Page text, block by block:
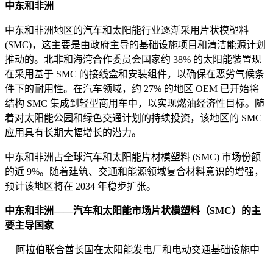
中东和非洲
中东和非洲地区的汽车和太阳能行业逐渐采用片状模塑料
(SMC)，这主要是由政府主导的基础设施项目和清洁能源计划
推动的。北非和海湾合作委员会国家约 38% 的太阳能装置现
在采用基于 SMC 的接线盒和安装组件，以确保在恶劣气候条
件下的耐用性。在汽车领域，约 27% 的地区 OEM 已开始将
结构 SMC 集成到轻型商用车中，以实现燃油经济性目标。随
着对太阳能公园和绿色交通计划的持续投资，该地区的 SMC
应用具有长期大幅增长的潜力。
中东和非洲占全球汽车和太阳能片材模塑料 (SMC) 市场份额
的近 9%。随着建筑、交通和能源领域复合材料意识的增强，
预计该地区将在 2034 年稳步扩张。
中东和非洲——汽车和太阳能市场片状模塑料（SMC）的主
要主导国家
阿拉伯联合酋长国在太阳能发电厂和电动交通基础设施中